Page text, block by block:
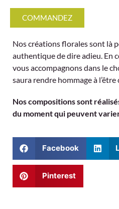
COMMANDEZ
Nos créations florales sont là
authentique de dire adieu. En
vous accompagnons dans le
saura rendre hommage à l’être
Nos compositions sont
du moment qui peuvent
Facebook
Pinterest